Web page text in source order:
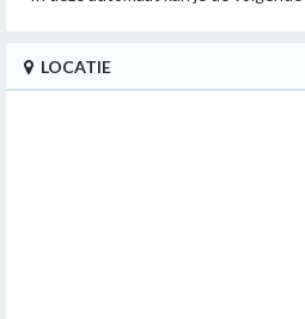
LOCATIE